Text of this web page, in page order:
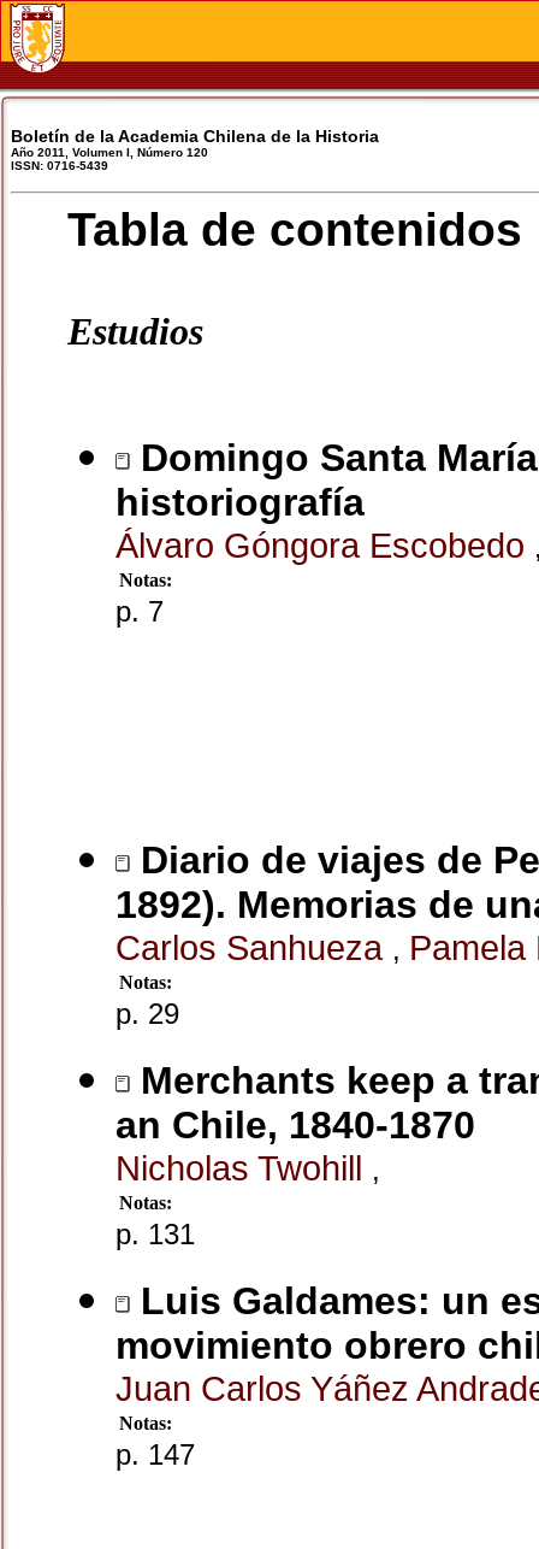
Boletín de la Academia Chilena de la Historia
Año 2011, Volumen I, Número 120
ISSN: 0716-5439
Tabla de contenidos
Estudios
Domingo Santa
historiografía
Álvaro Góngora Escobedo
Notas:
p. 7
Diario de viajes de
1892). Memorias de
Carlos Sanhueza ,
Notas:
p. 29
Merchants keep a
an Chile, 1840-1870
Nicholas Twohill ,
Notas:
p. 131
Luis Galdames: un
movimiento obrero
Juan Carlos Yáñez
Notas:
p. 147